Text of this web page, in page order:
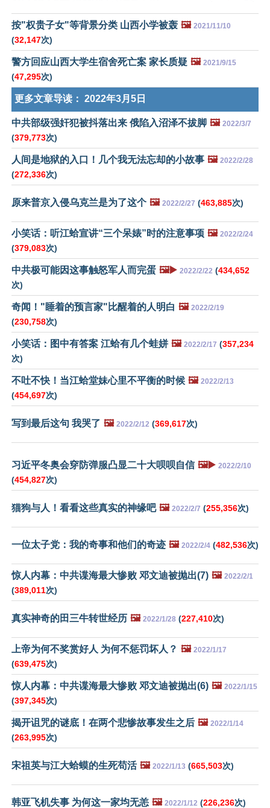
按"权贵子女"等背景分类 山西小学被轰 🖼️ 2021/11/10
(32,147次)
警方回应山西大学生宿舍死亡案 家长质疑 🖼️ 2021/9/15
(47,295次)
更多文章导读： 2022年3月5日
中共部级强奸犯被抖落出来 俄陷入沼泽不拔脚 🖼️ 2022/3/7
(379,773次)
人间是地狱的入口！几个我无法忘却的小故事 🖼️ 2022/2/28
(272,336次)
原来普京入侵乌克兰是为了这个 🖼️ 2022/2/27 (463,885次)
小笑话：听江蛤宣讲“三个呆婊”时的注意事项 🖼️ 2022/2/24
(379,083次)
中共极可能因这事触怒军人而完蛋 🖼️▶️ 2022/2/22 (434,652
次)
奇闻！"睡着的预言家"比醒着的人明白 🖼️ 2022/2/19
(230,758次)
小笑话：图中有答案 江蛤有几个蛙姘 🖼️ 2022/2/17 (357,234
次)
不吐不快！当江蛤堂妹心里不平衡的时候 🖼️ 2022/2/13
(454,697次)
写到最后这句 我哭了 🖼️ 2022/2/12 (369,617次)
习近平冬奥会穿防弹服凸显二十大呗呗自信 🖼️▶️ 2022/2/10
(454,827次)
猫狗与人！看看这些真实的神缘吧 🖼️ 2022/2/7 (255,356次)
一位太子党：我的奇事和他们的奇迹 🖼️ 2022/2/4 (482,536次)
惊人内幕：中共谍海最大惨败 邓文迪被抛出(7) 🖼️ 2022/2/1
(389,011次)
真实神奇的田三牛转世经历 🖼️ 2022/1/28 (227,410次)
上帝为何不奖赏好人 为何不惩罚坏人？ 🖼️ 2022/1/17
(639,475次)
惊人内幕：中共谍海最大惨败 邓文迪被抛出(6) 🖼️ 2022/1/15
(397,345次)
揭开诅咒的谜底！在两个悲惨故事发生之后 🖼️ 2022/1/14
(263,995次)
宋祖英与江大蛤蟆的生死苟活 🖼️ 2022/1/13 (665,503次)
韩亚飞机失事 为何这一家均无恙 🖼️ 2022/1/12 (226,236次)